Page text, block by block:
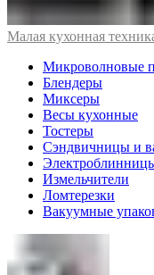
Малая кухонная
Микроволновые
Блендеры
Миксеры
Весы кухонные
Тостеры
Сэндвичницы и
Измельчители
Ломтерезки
Вакуумные